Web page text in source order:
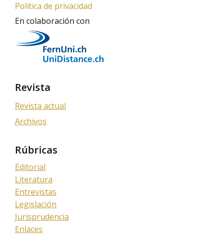
Política de privacidad
En colaboración con
Revista
Revista actual
Archivos
Rúbricas
Editorial
Literatura
Entrevistas
Legislación
Jurisprudencia
Enlaces